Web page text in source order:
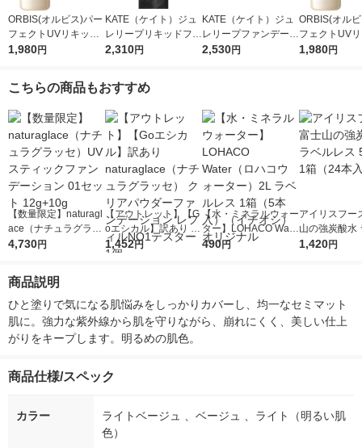
ORBIS(オルビス)パー
フェクトUVリキッド
ファンデーション(パ
1,980円
KATE（ケイト）ジュ
レリープリキッドファ
ンデーション 01 やや
2,310円
KATE（ケイト）ジュ
レリープファンデーシ
ョン 01 やや明るめ カ
2,530円
ORBIS(オル
フェクトUV
ファンデーシ
1,980円
こちらの商品もおすすめ
【数量限定】naturagl
ace（ナチュラグラッ
セ）UVスティックフ
4,730円
【アウトレット】【G
oエシカル】訳あり na
turaglace（ナチュラ
ター 1個
1,452円
【水・ミネラルウォー
ター】LOHACO Wate
r（ロハコウォータ
490円
アイリスフー
山の強炭酸水
レス 500ml 1
1,420円
商品説明
ひと塗りで気になる肌悩みをしっかりカバーし、均一なセミマット
肌に。強力な紫外線から肌を守りながら、崩れにくく、美しい仕上
がりをキープします。明るめの肌色。
商品仕様/スペック
カラー
ライトベージュ 、ベージュ 、ライト（明るい肌
色）